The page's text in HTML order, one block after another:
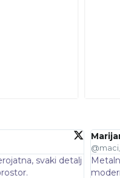
ono što mi je
i brzinom dostave.